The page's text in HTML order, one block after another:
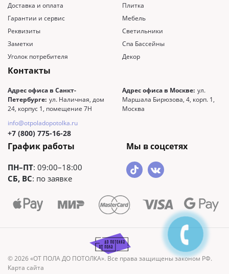
Доставка и оплата
Гарантии и сервис
Реквизиты
Заметки
Уголок потребителя
Плитка
Мебель
Светильники
Спа Бассейны
Декор
Контакты
Адрес офиса в Санкт-
Петербурге: ул. Наличная, дом
24, корпус 1, помещение 7Н
Адрес офиса в Москве: ул.
Маршала Бирюзова, 4, корп. 1,
Москва
info@otpoladopotolka.ru
+7 (800) 775-16-28
График работы
ПН–ПТ: 09:00–18:00
СБ, ВС: по заявке
Мы в соцсетях
© 2026 «ОТ ПОЛА ДО ПОТОЛКА». Все права защищены законом РФ.
Карта сайта